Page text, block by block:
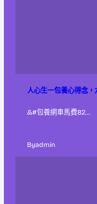
人心生一包養心得念，
&#包養網車馬費82…
Byadmin